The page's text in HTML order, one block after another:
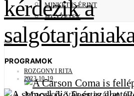
MINKET IS ÉRINT
JEGYZETEK
PROGRAMOK
kérdezik a
ROZGONYI RITA
2023-10-19